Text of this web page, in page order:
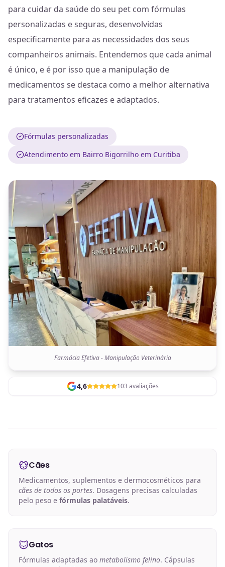
para cuidar da saúde do seu pet com fórmulas
personalizadas e seguras, desenvolvidas
especificamente para as necessidades dos seus
companheiros animais. Entendemos que cada animal
é único, e é por isso que a manipulação de
medicamentos se destaca como a melhor alternativa
para tratamentos eficazes e adaptados.
Fórmulas personalizadas
Atendimento em Bairro Bigorrilho em Curitiba
Farmácia Efetiva - Manipulação Veterinária
4,6 103 avaliações
Cães
Medicamentos, suplementos e dermocosméticos para
cães de todos os portes. Dosagens precisas calculadas
pelo peso e fórmulas palatáveis.
Gatos
Fórmulas adaptadas ao metabolismo felino. Cápsulas